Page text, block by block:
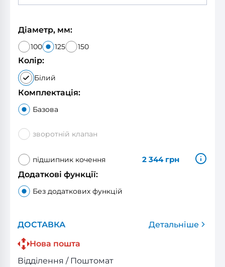
Діаметр, мм:
100 125 150
Колір:
Білий
Комплектація:
Базова
зворотній клапан
підшипник кочення 2 344грн
Додаткові функції:
Без додаткових функцій
ДОСТАВКА
Детальніше
Нова пошта
Відділення / Поштомат